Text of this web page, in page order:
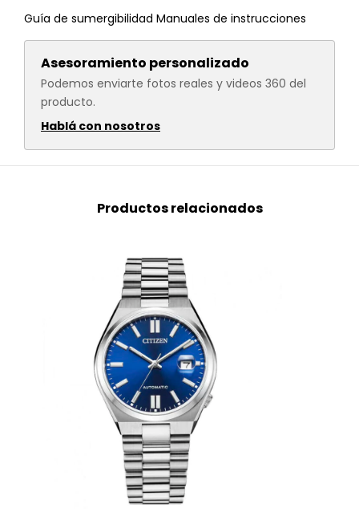
Guía de sumergibilidad Manuales de instrucciones
Asesoramiento personalizado
Podemos enviarte fotos reales y videos 360 del
producto.
Hablá con nosotros
Productos relacionados